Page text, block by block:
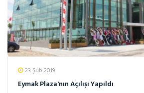
23 Şub 2019
Eymak Plaza'nın Açılışı Yapıldı